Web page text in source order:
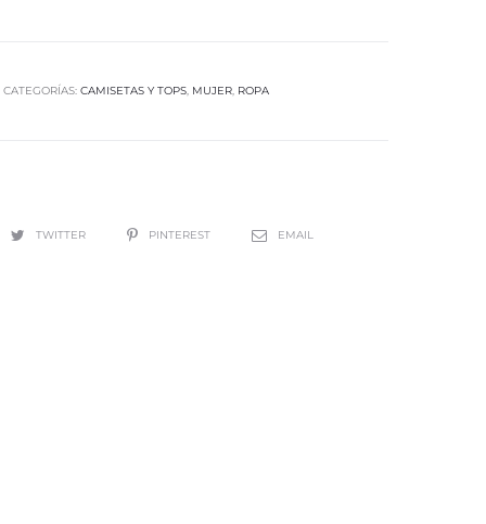
CATEGORÍAS: CAMISETAS Y TOPS, MUJER, ROPA
TWITTER PINTEREST EMAIL